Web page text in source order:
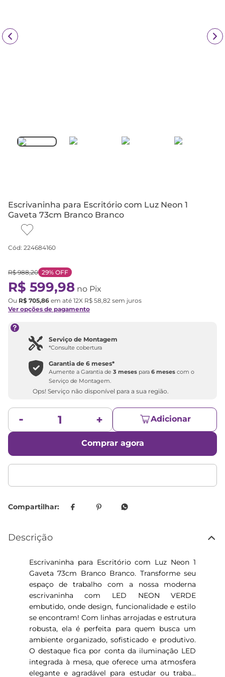
Escrivaninha para Escritório com Luz Neon 1
Gaveta 73cm Branco Branco
Cód: 224684160
R$ 988,20 29% OFF
R$ 599,98 no Pix
Ou R$ 705,86 em até 12X R$ 58,82 sem juros
Ver opções de pagamento
Serviço de Montagem
*Consulte cobertura
Garantia de6 meses*
Aumente a Garantia de3 meses para6 meses com o
Serviço de Montagem.
Ops! Serviço não disponível para a sua região.
Adicionar
Comprar agora
Descrição
Escrivaninha para Escritório com Luz Neon 1
Gaveta 73cm Branco Branco. Transforme seu
espaço de trabalho com a nossa moderna
escrivaninha com LED NEON VERDE
embutido, onde design, funcionalidade e estilo
se encontram! Com linhas arrojadas e estrutura
robusta, ela é perfeita para quem busca um
ambiente organizado, sofisticado e produtivo.
O destaque fica por conta da iluminação LED
integrada à mesa, que oferece uma atmosfera
elegante e agradável para estudar ou traba...